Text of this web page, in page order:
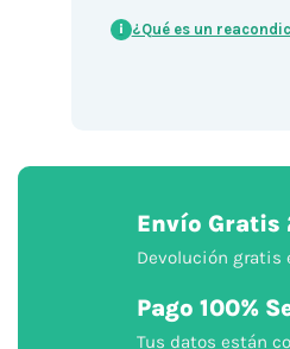
i ¿Qué es un
Envío
Devolución gratis
Pago 100%
Tus datos están